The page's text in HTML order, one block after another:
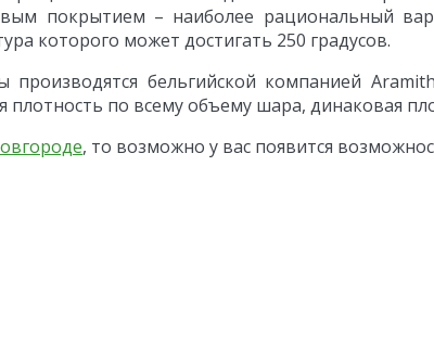
покрытием – наиболее рациональный
которого может достигать 250 градусов.
бельгийской компанией
плотность по всему объему шара, динаковая
, то возможно у вас появится